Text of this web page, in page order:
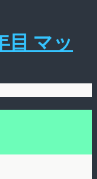
目 マッ